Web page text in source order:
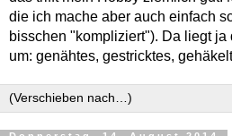
die ich mache aber auch einfach
bisschen "kompliziert"). Da liegt ja
um: genähtes, gestricktes,